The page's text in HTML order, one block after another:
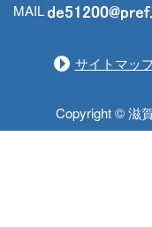
MAIL
サイトマッ
Copyright © 滋